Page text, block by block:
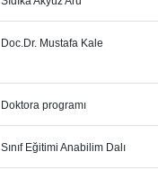
Doc.Dr. Mustafa Kale
Doktora programı
Sınıf Eğitimi Anabilim Dalı